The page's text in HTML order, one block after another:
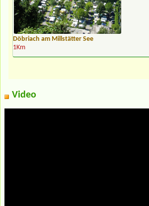
Döbriach am Millstätter See
1Km
Video